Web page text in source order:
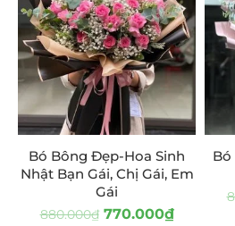
Bó Bông Đẹp-Hoa Sinh
Nhật Bạn Gái, Chị Gái, Em
Gái
880.000₫ 770.000₫
Bó